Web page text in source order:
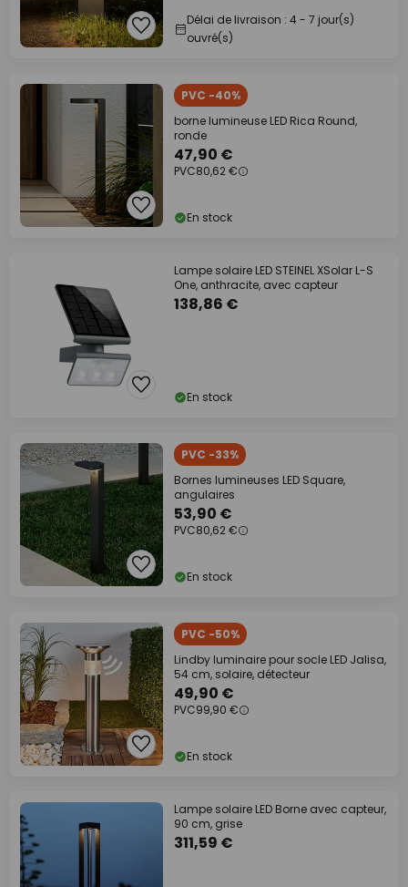
Délai de livraison : 4 - 7 jour(s)
ouvré(s)
PVC -40%
borne lumineuse LED Rica Round,
ronde
47,90 €
PVC80,62 €
En stock
Lampe solaire LED STEINEL XSolar L-S
One, anthracite, avec capteur
138,86 €
En stock
PVC -33%
Bornes lumineuses LED Square,
angulaires
53,90 €
PVC80,62 €
En stock
PVC -50%
Lindby luminaire pour socle LED Jalisa,
54 cm, solaire, détecteur
49,90 €
PVC99,90 €
En stock
Lampe solaire LED Borne avec capteur,
90 cm, grise
311,59 €